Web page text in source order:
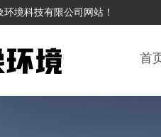
境科技有限公司网站！
首